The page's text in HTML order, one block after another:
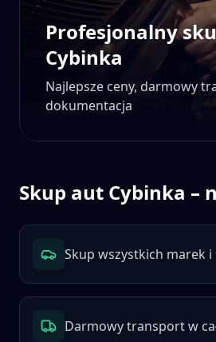
Profesjonalny
Cybinka
Najlepsze ceny, darmowy
dokumentacja
Skup aut Cybinka –
Skup wszystkich marek i
Darmowy transport w